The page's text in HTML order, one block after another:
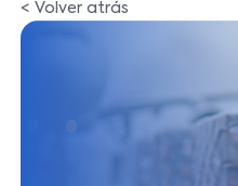
< Volver atrás